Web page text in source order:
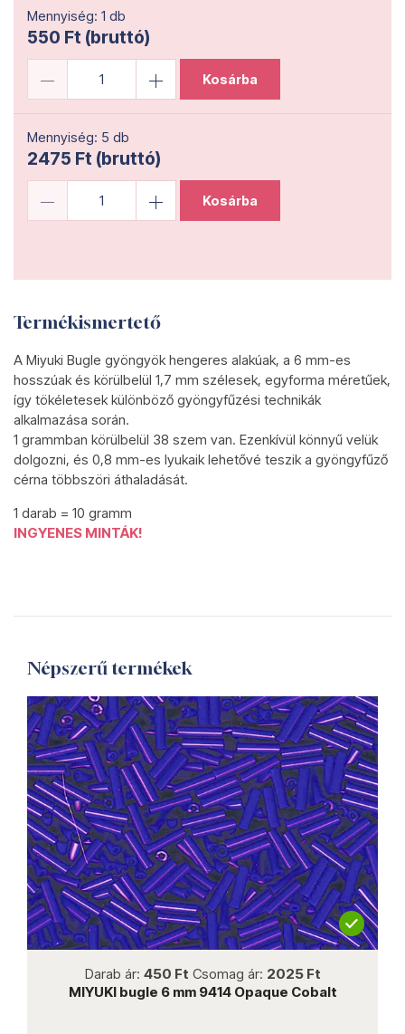
Mennyiség: 1 db
550 Ft (bruttó)
Kosárba
Mennyiség: 5 db
2475 Ft (bruttó)
Kosárba
Termékismertető
A Miyuki Bugle gyöngyök hengeres alakúak, a 6 mm-es
hosszúak és körülbelül 1,7 mm szélesek, egyforma méretűek,
így tökéletesek különböző gyöngyfűzési technikák
alkalmazása során.
1 grammban körülbelül 38 szem van. Ezenkívül könnyű velük
dolgozni, és 0,8 mm-es lyukaik lehetővé teszik a gyöngyfűző
cérna többszöri áthaladását.
1 darab = 10 gramm
INGYENES MINTÁK!
Népszerű termékek
Darab ár: 450 Ft Csomag ár: 2025 Ft
MIYUKI bugle 6 mm 9414 Opaque Cobalt